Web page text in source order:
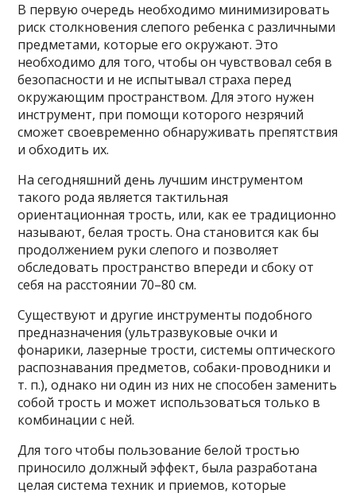
В первую очередь необходимо минимизировать
риск столкновения слепого ребенка с различными
предметами, которые его окружают. Это
необходимо для того, чтобы он чувствовал себя в
безопасности и не испытывал страха перед
окружающим пространством. Для этого нужен
инструмент, при помощи которого незрячий
сможет своевременно обнаруживать препятствия
и обходить их.
На сегодняшний день лучшим инструментом
такого рода является тактильная
ориентационная трость, или, как ее традиционно
называют, белая трость. Она становится как бы
продолжением руки слепого и позволяет
обследовать пространство впереди и сбоку от
себя на расстоянии 70–80 см.
Существуют и другие инструменты подобного
предназначения (ультразвуковые очки и
фонарики, лазерные трости, системы оптического
распознавания предметов, собаки-проводники и
т. п.), однако ни один из них не способен заменить
собой трость и может использоваться только в
комбинации с ней.
Для того чтобы пользование белой тростью
приносило должный эффект, была разработана
целая система техник и приемов, которые